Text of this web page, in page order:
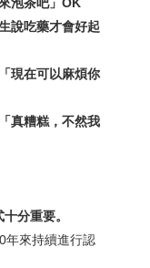
生說吃藥才會好起
「現在可以麻煩你
「真糟糕，不然我
分重要。
年來持續進行認